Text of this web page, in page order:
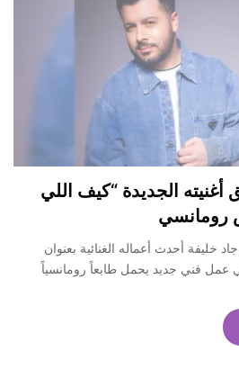
أغنيته الجديدة “كيف اللي
رومانسي
خليفة أحدث أعماله الغنائية بعنوان
عمل فني جديد يحمل طابعاً رومانسياً